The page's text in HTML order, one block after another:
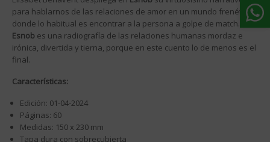
para hablarnos de las relaciones de amor en un mundo frenético
donde lo habitual es encontrar a la persona a golpe de match.
Esnob es una radiografía de las relaciones humanas mordaz e
irónica, divertida y tierna, porque en este cuento lo de menos es el
final.
Características:
Edición: 01-04-2024
Páginas: 60
Medidas: 150 x 230 mm
Tapa dura con sobrecubierta